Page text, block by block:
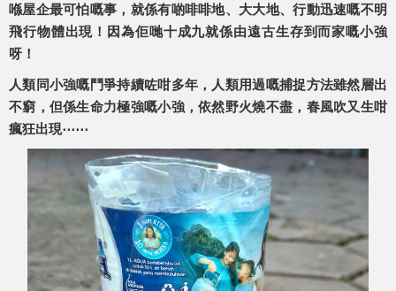
喺屋企最可怕嘅事，就係有啲啡啡地、大大地、行動迅速嘅不明
飛行物體出現！因為佢哋十成九就係由遠古生存到而家嘅小強
呀！
人類同小強嘅鬥爭持續咗咁多年，人類用過嘅捕捉方法雖然層出
不窮，但係生命力極強嘅小強，依然野火燒不盡，春風吹又生咁
瘋狂出現⋯⋯